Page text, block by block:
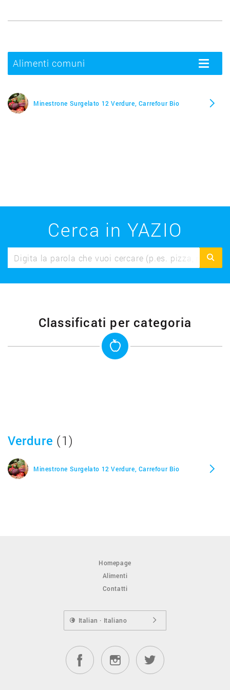
Alimenti comuni
Toggle
Minestrone Surgelato 12 Verdure, Carrefour Bio
Cerca in YAZIO
Classificati per categoria
Verdure (1)
Minestrone Surgelato 12 Verdure, Carrefour Bio
Homepage
Alimenti
Contatti
Italian · Italiano